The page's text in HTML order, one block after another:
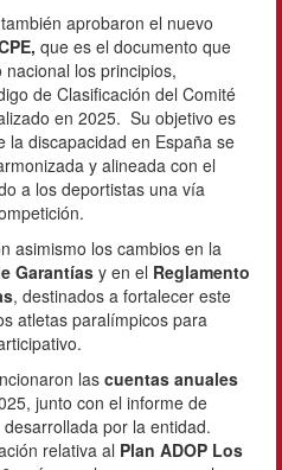
aprobaron el nuevo
que es el documento que
los principios,
de Clasificación del Comité
en 2025. Su objetivo es
la discapacidad en España se
y alineada con el
a los deportistas una vía
asimismo los cambios en la
Garantías y en el Reglamento
, destinados a fortalecer este
atletas paralímpicos para
las cuentas anuales
junto con el informe de
por la entidad.
relativa al Plan ADOP Los